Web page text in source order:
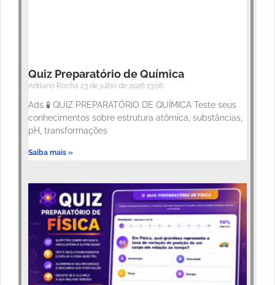
Quiz Preparatório de Química
Adriano Rocha 23 de julho de 2026 13:06
Ads 🧪 QUIZ PREPARATÓRIO DE QUÍMICA Teste seus
conhecimentos sobre estrutura atômica, substâncias,
pH, transformações
Saiba mais »